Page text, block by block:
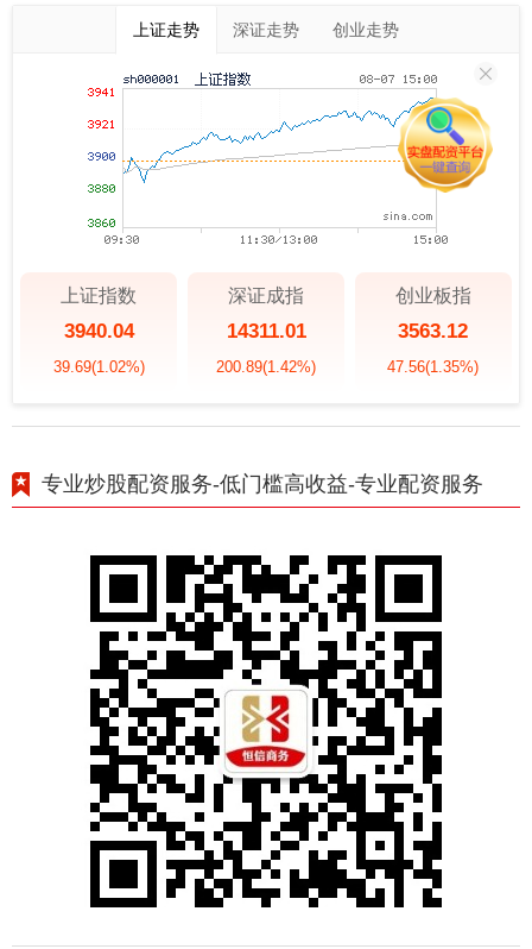
上证走势 深证走势 创业走势
上证指数
3940.04
39.69(1.02%)
深证成指
14311.01
200.89(1.42%)
创业板指
3563.12
47.56(1.35%)
专业炒股配资服务-低门槛高收益-专业配资服务